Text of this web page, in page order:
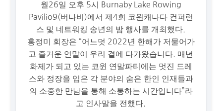
월26일 오후 5시 Burnaby Lake Rowing
Pavilio9(버나비)에서 제4회 코윈캐나다 컨퍼런
스 및 네트워킹 송년의 밤 행사를 개최했다.
홍정미 회장은 “어느덧 2022년 한해가 저물어가
고 즐거운 연말이 우리 곁에 다가왔습니다. 매년
화제가 되고 있는 코윈 연말파티에는 멋진 드레
스와 정장을 입은 각 분야의 숨은 한인 인재들과
의 소중한 만남을 통해 소통하는 시간입니다”라
고 인사말을 전했다.